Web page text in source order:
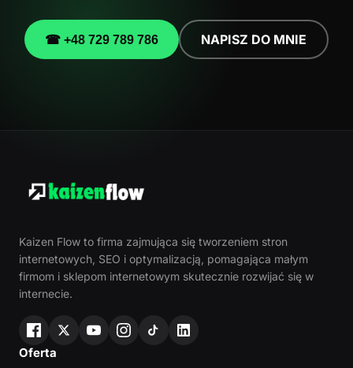
☎ +48 729 789 786 NAPISZ DO MNIE
Kaizen Flow to firma zajmująca się tworzeniem stron
internetowych, SEO i optymalizacją, pomagająca małym
firmom i sklepom internetowym skutecznie rozwijać się w
internecie.
Oferta